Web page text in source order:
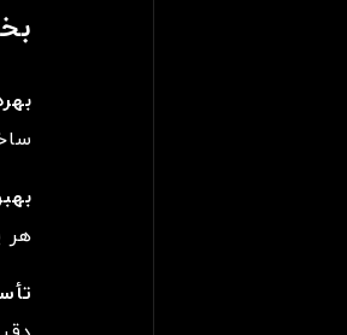
هر